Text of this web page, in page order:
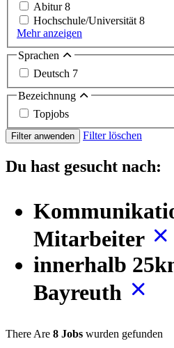
Abitur8
Hochschule/Universität8
Mehr anzeigen
Sprachen
Deutsch 7
Bezeichnung
Topjobs
Filter anwenden Filter löschen
Du hast gesucht nach:
Mitarbeiter
innerhalb
Bayreuth
There Are 8 Jobs wurden gefunden